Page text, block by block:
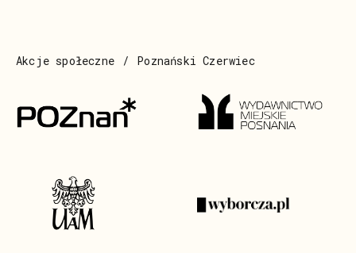
Akcje społeczne Poznański Czerwiec